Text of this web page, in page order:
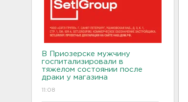
В Приозерске мужчину
госпитализировали в
тяжелом состоянии после
драки у магазина
11:08